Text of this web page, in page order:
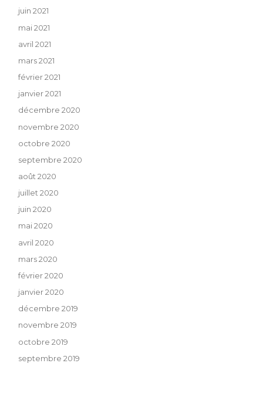
juin 2021
mai 2021
avril 2021
mars 2021
février 2021
janvier 2021
décembre 2020
novembre 2020
octobre 2020
septembre 2020
août 2020
juillet 2020
juin 2020
mai 2020
avril 2020
mars 2020
février 2020
janvier 2020
décembre 2019
novembre 2019
octobre 2019
septembre 2019